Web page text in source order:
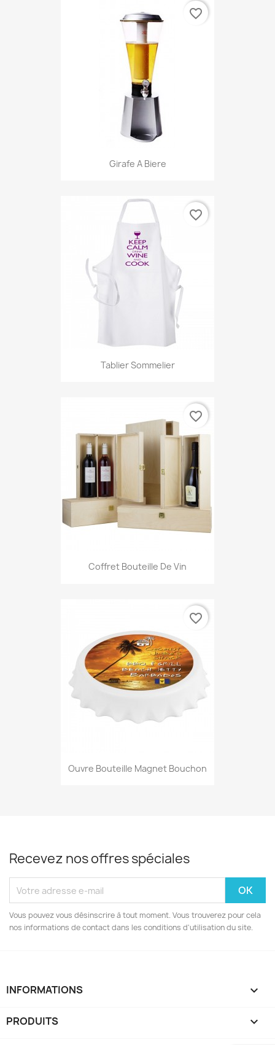
Girafe A Biere
favorite_border
Tablier Sommelier
favorite_border
Coffret Bouteille De Vin
favorite_border
Ouvre Bouteille Magnet Bouchon
favorite_border
Recevez nos offres spéciales
Vous pouvez vous désinscrire à tout moment. Vous trouverez pour cela
nos informations de contact dans les conditions d'utilisation du site.
INFORMATIONS keyboard_arrow_down
PRODUITS 